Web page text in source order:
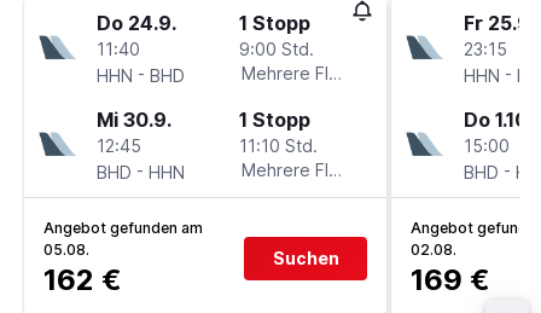
Do 24.9.
11:40
HHN - BHD
1 Stopp
9:00 Std.
Mehrere Fluglinien
Mi 30.9.
12:45
BHD - HHN
1 Stopp
11:10 Std.
Mehrere Fluglinien
Angebot gefunden am
05.08.
162 €
Suchen
Fr 25.9.
23:15
HHN -
Do 1.10.
15:00
BHD -
Angebot
02.08.
169 €